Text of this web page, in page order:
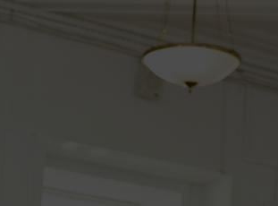
продуктовые команды
в ИТ-ресурсах